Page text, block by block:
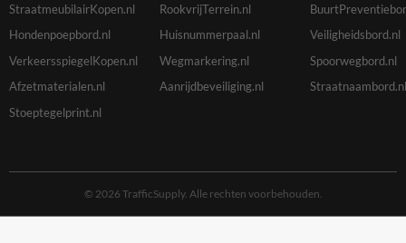
StraatmeubilairKopen.nl
RookvrijTerrein.nl
Hondenpoepbord.nl
Huisnummerpaal.nl
Veiligheidsbord.nl
VerkeersspiegelKopen.nl
Wegmarkering.nl
Spoorwegbord.nl
Afzetmaterialen.nl
Aanrijdbeveiliging.nl
Straatnaambord.nl
Stoeptegelprint.nl
© 2026 TrafficSupply. Alle rechten voorbehouden.